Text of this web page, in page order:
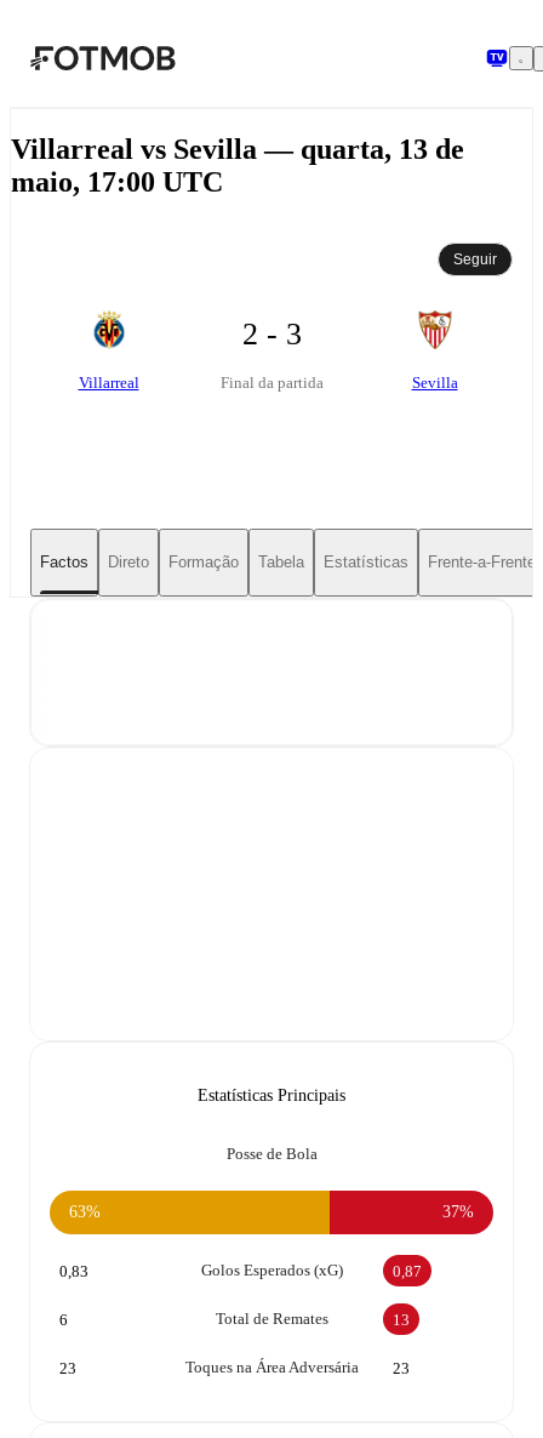
Villarreal vs Sevilla — quarta, 13 de
maio, 17:00 UTC
Seguir
Villarreal
2 - 3
Final da partida Sevilla
Factos Direto Formação Tabela Estatísticas Frente-a-Frente
Estatísticas Principais
Posse de Bola
63% 37%
Golos Esperados (xG)
0,83 0,87
Total de Remates
6 13
Toques na Área Adversária
23 23